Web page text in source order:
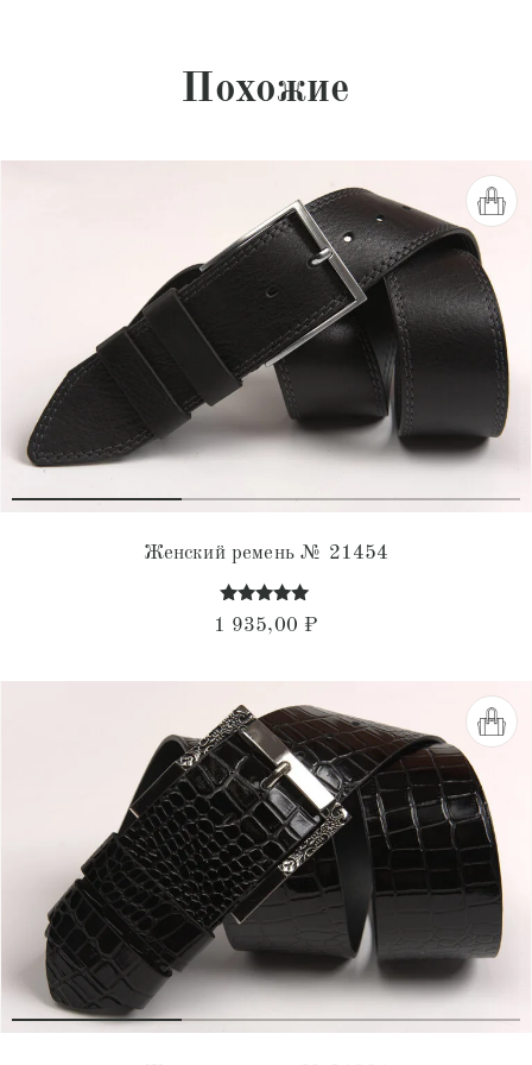
Похожие
Женский ремень № 21454
Оценка
4.87
1 935,00 ₽